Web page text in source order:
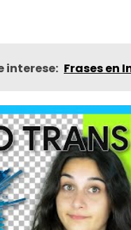
interese: Frases en